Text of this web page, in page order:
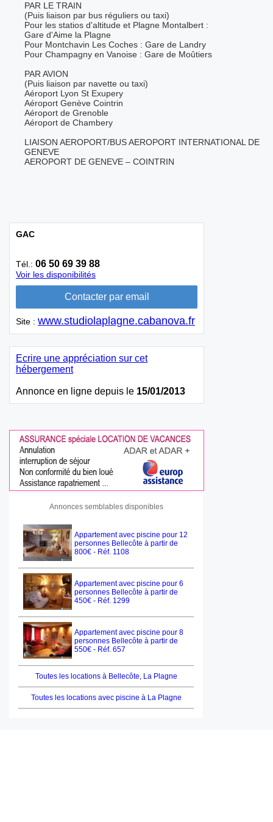
PAR LE TRAIN
(Puis liaison par bus réguliers ou taxi)
Pour les statios d'altitude et Plagne Montalbert :
Gare d'Aime la Plagne
Pour Montchavin Les Coches : Gare de Landry
Pour Champagny en Vanoise : Gare de Moûtiers
PAR AVION
(Puis liaison par navette ou taxi)
Aéroport Lyon St Exupery
Aéroport Genève Cointrin
Aéroport de Grenoble
Aéroport de Chambery
LIAISON AEROPORT/BUS AEROPORT INTERNATIONAL DE
GENEVE
AEROPORT DE GENEVE – COINTRIN
GAC
Tél.: 06 50 69 39 88
Voir les disponibilités
Site : www.studiolaplagne.cabanova.fr
Ecrire une appréciation sur cet
hébergement
Annonce en ligne depuis le 15/01/2013
Annonces semblables disponibles
Appartement avec piscine pour 12
personnes Bellecôte à partir de
800€ - Réf. 1108
Appartement avec piscine pour 6
personnes Bellecôte à partir de
450€ - Réf. 1299
Appartement avec piscine pour 8
personnes Bellecôte à partir de
550€ - Réf. 657
Toutes les locations à Bellecôte, La Plagne
Toutes les locations avec piscine à La Plagne